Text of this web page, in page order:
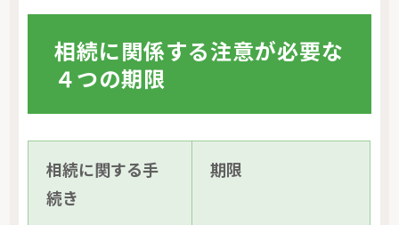
相続に関係する注意が必要な
４つの期限
相続に関する手
続き
期限